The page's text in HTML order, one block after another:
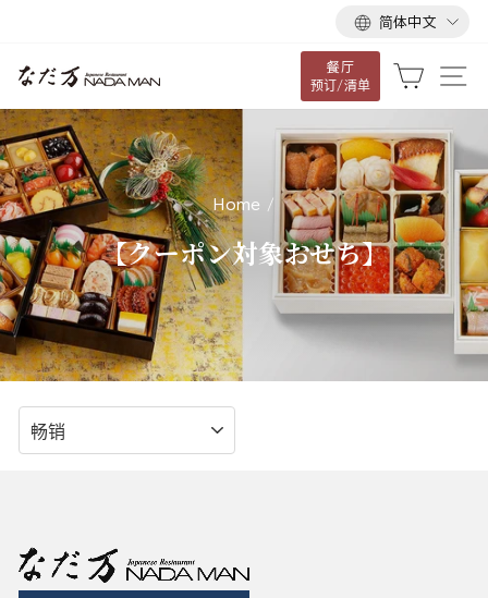
语
言
简体中文
餐厅
预订/清单
大车
Home /
【クーポン対象おせち】
序